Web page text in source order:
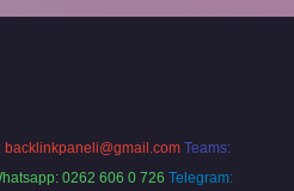
backlinkpaneli@gmail.com Teams:
0262 606 0 726 Telegram: